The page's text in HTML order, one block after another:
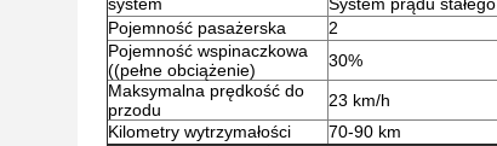
Pojemność pasażerska
2
Pojemność wspinaczkowa
((pełne obciążenie)
30%
Maksymalna prędkość do
przodu
23 km/h
Kilometry wytrzymałości
70-90 km